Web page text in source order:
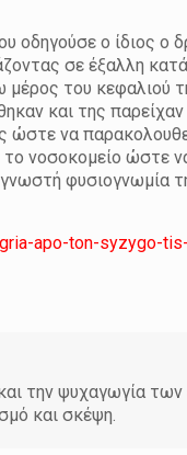
οδηγούσε ο ίδιος ο
σε έξαλλη
μέρος του κεφαλιού
και της
ώστε να
νοσοκομείο ώστε
φυσιογνωμία
apo-ton-syzygo-
την ψυχαγωγία
και σκέψη.